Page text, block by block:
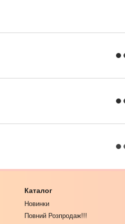
Каталог
Новинки
Повний Розпродаж!!!